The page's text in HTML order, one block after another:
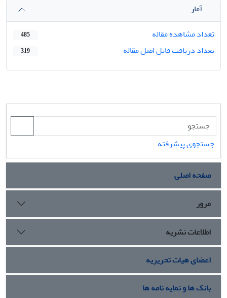
آمار
تعداد مشاهده مقاله
485
تعداد دریافت فایل اصل مقاله 319
جستجوی پیشرفته
صفحه اصلی
مرور
اطلاعات نشریه
اعضای هیات تحریریه
بانک ها و نمایه نامه ها